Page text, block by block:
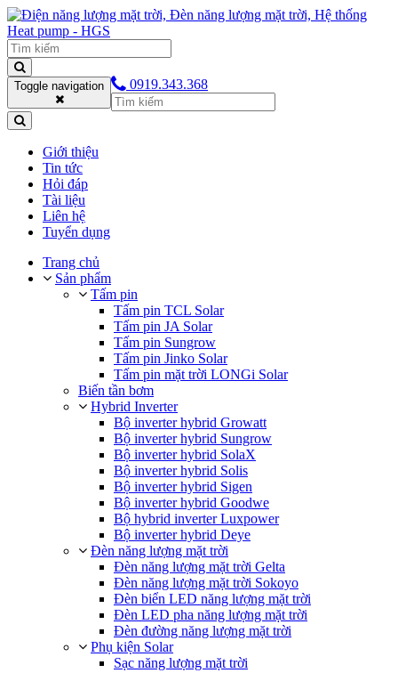
Toggle navigation 0919.343.368
Giới thiệu
Tin tức
Hỏi đáp
Tài liệu
Liên hệ
Tuyển dụng
Trang chủ
Sản phẩm
Tấm pin
Tấm pin TCL Solar
Tấm pin JA Solar
Tấm pin Sungrow
Tấm pin Jinko Solar
Tấm pin mặt trời LONGi Solar
Biến tần bơm
Hybrid Inverter
Bộ inverter hybrid Growatt
Bộ inverter hybrid Sungrow
Bộ inverter hybrid SolaX
Bộ inverter hybrid Solis
Bộ inverter hybrid Sigen
Bộ inverter hybrid Goodwe
Bộ hybrid inverter Luxpower
Bộ inverter hybrid Deye
Đèn năng lượng mặt trời
Đèn năng lượng mặt trời Gelta
Đèn năng lượng mặt trời Sokoyo
Đèn biển LED năng lượng mặt trời
Đèn LED pha năng lượng mặt trời
Đèn đường năng lượng mặt trời
Phụ kiện Solar
Sạc năng lượng mặt trời